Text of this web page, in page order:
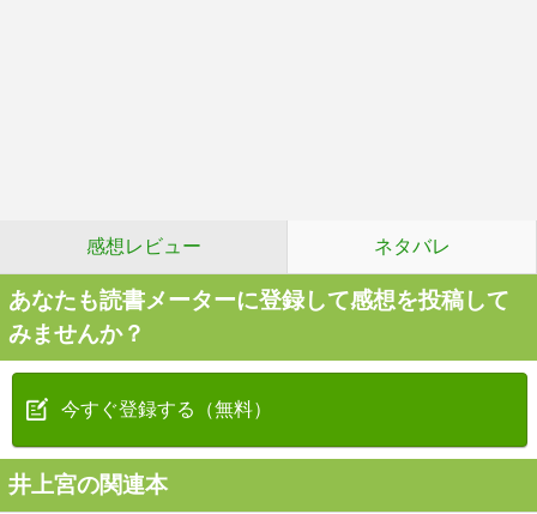
感想レビュー ネタバレ
あなたも読書メーターに登録して感想を投稿して
みませんか？
今すぐ登録する（無料）
井上宮の関連本